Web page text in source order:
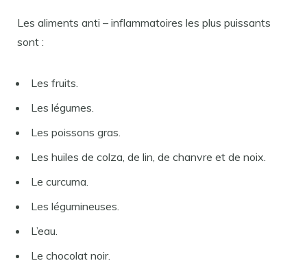
Les aliments anti – inflammatoires les plus puissants
sont :
Les fruits.
Les légumes.
Les poissons gras.
Les huiles de colza, de lin, de chanvre et de noix.
Le curcuma.
Les légumineuses.
L’eau.
Le chocolat noir.